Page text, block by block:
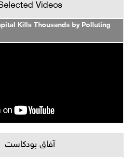
Videos
Kills Thousands by Polluting
آفاق بودكاست